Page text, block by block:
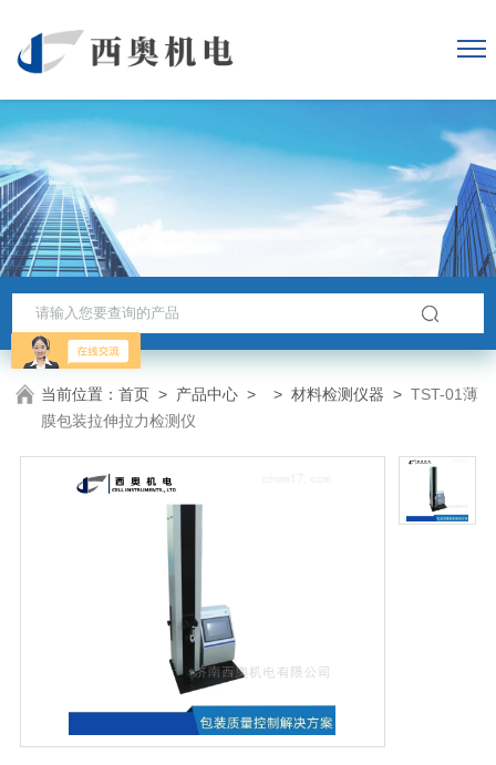
当前位置：首页 > 产品中心 > >材料检测仪器 >TST-01薄
膜包装拉伸拉力检测仪